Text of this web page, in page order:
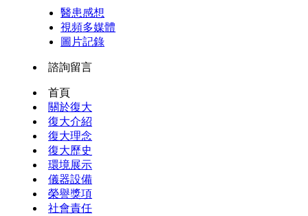
醫患感想
視頻多媒體
圖片記錄
諮詢留言
首頁
關於復大
復大介紹
復大理念
復大歷史
環境展示
儀器設備
榮譽獎項
社會責任